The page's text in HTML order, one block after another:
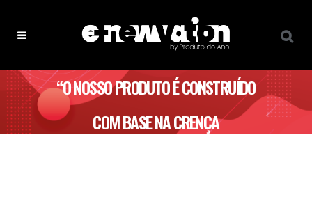
“O NOSSO PRODUTO É CONSTRUÍDO
COM BASE NA CRENÇA